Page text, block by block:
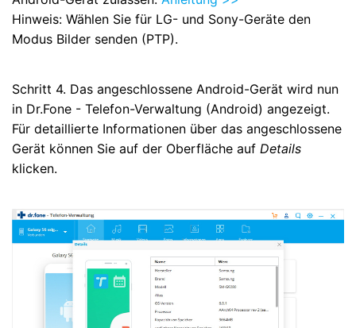
Hinweis: Wählen Sie für LG- und Sony-Geräte den
Modus Bilder senden (PTP).
Schritt 4. Das angeschlossene Android-Gerät wird nun
in Dr.Fone - Telefon-Verwaltung (Android) angezeigt.
Für detaillierte Informationen über das angeschlossene
Gerät können Sie auf der Oberfläche auf Details
klicken.